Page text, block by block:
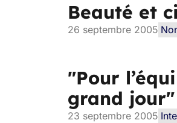
Beauté et
26 septembre 2005
"Pour
grand jour"
23 septembre 2005